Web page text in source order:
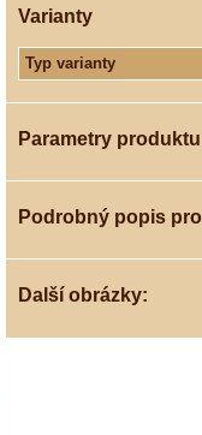
Varianty
Typ varianty
Parametry produktu
Podrobný popis
Další obrázky: